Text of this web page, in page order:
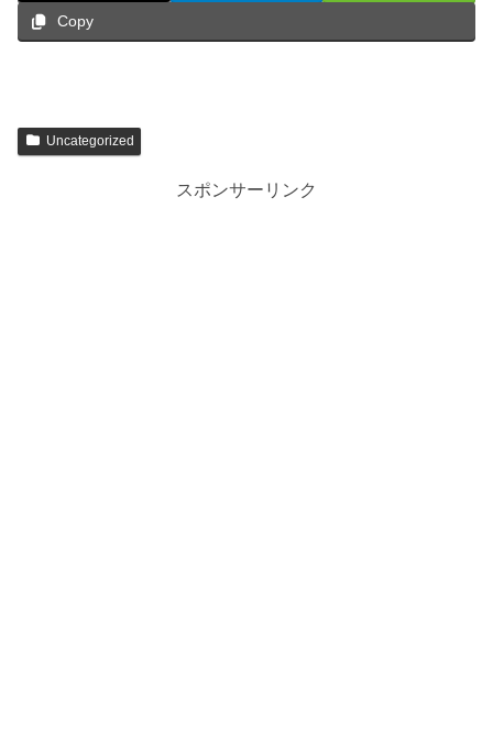
Copy
Uncategorized
スポンサーリンク